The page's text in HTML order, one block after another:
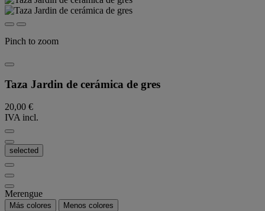
Pinch to zoom
Taza Jardin de cerámica de gres
20,00 €
IVA incl.
selected
Merengue
Más colores Menos colores